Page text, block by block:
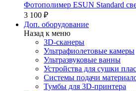
Фотополимер ESUN Standard
3 100 ₽
Доп. оборудование
Назад к меню
3D-сканеры
Ультрафиолетовые камеры
Ультразвуковые ванны
Устройства для сушки
Системы подачи
Тумбы для 3D-принтера